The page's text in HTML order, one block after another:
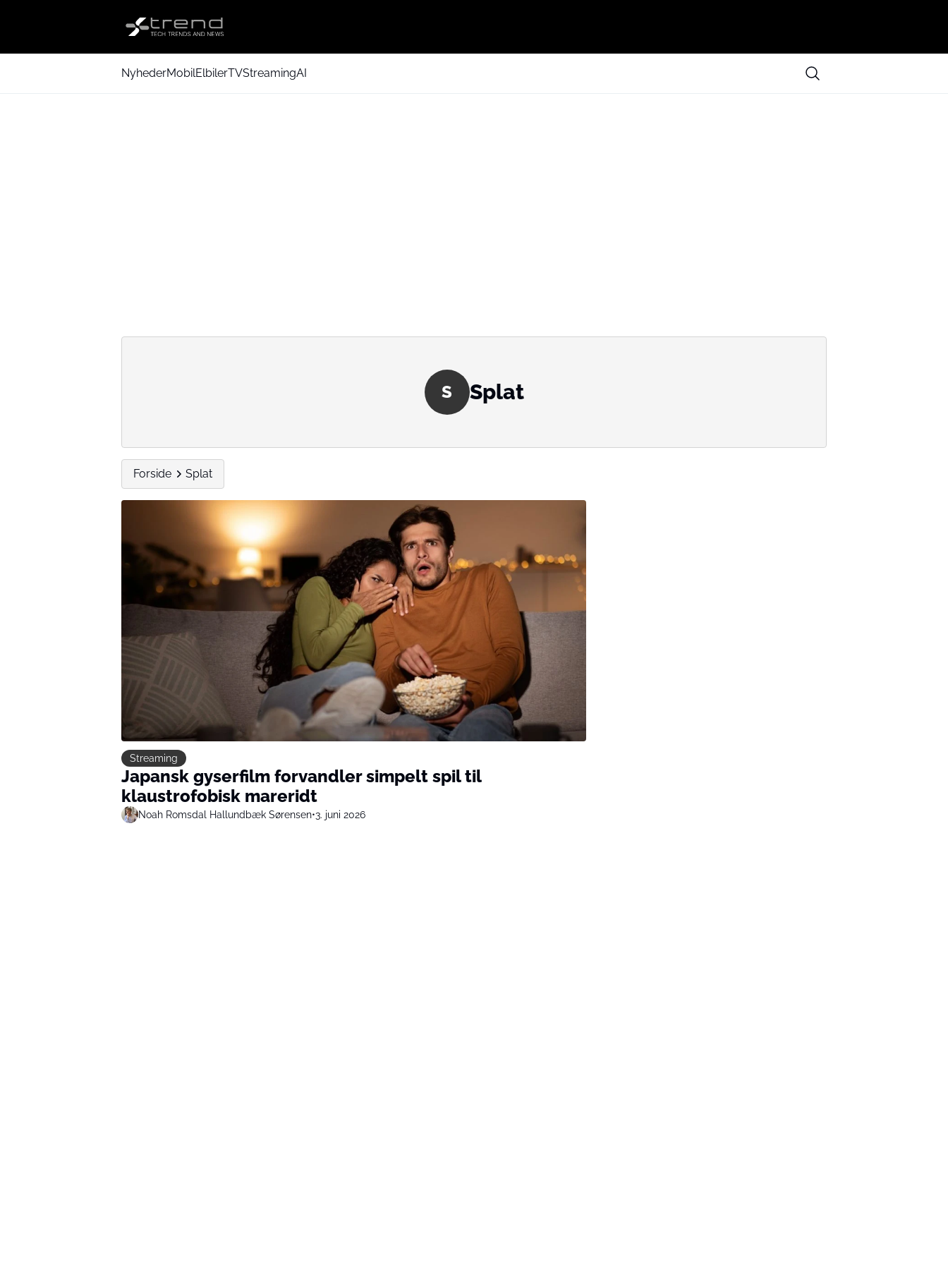
NyhederMobilElbilerTVStreamingAI
S Splat
Forside Splat
Streaming
Japansk gyserfilm forvandler simpelt spil til
klaustrofobisk mareridt
Noah Romsdal Hallundbæk Sørensen•3. juni 2026